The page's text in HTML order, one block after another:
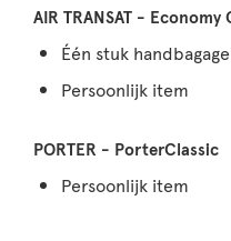
Één stuk handbagage
Persoonlijk item
Persoonlijk item